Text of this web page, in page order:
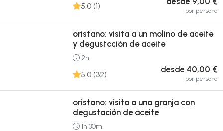
5.0 (1) por persona
oristano: visita a un molino de aceite
y degustación de aceite
2h
5.0 (32) desde 40,00 €
por persona
oristano: visita a una granja con
degustación de aceite
1h 30m